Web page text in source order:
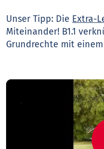
Unser Tipp: Die Extra-
Miteinander! B1.1
Grundrechte mit